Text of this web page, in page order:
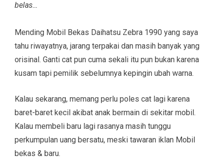
belas…
Mending Mobil Bekas Daihatsu Zebra 1990 yang saya
tahu riwayatnya, jarang terpakai dan masih banyak yang
orisinal. Ganti cat pun cuma sekali itu pun bukan karena
kusam tapi pemilik sebelumnya kepingin ubah warna.
Kalau sekarang, memang perlu poles cat lagi karena
baret-baret kecil akibat anak bermain di sekitar mobil.
Kalau membeli baru lagi rasanya masih tunggu
perkumpulan uang bersatu, meski tawaran iklan Mobil
bekas & baru.